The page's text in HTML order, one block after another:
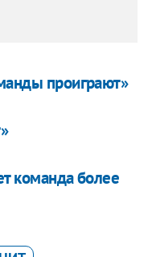
проиграют»
команда более